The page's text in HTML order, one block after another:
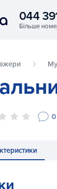
Interatletika
044
0